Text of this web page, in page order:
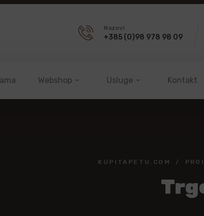
Nazovi
+385 (0)98 978 98 09
Webshop Usluge Kontakt
KUPITAPETU.COM